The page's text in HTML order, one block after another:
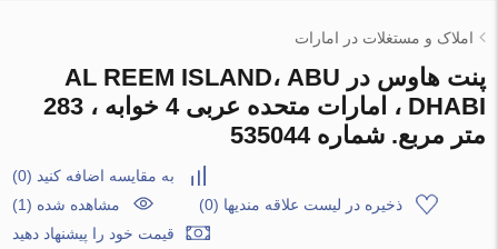
املاک و مستغلات در امارات
پنت هاوس در AL REEM ISLAND، ABU
DHABI ، امارات متحده عربی 4 خوابه ، 283
متر مربع. شماره 535044
به مقایسه اضافه کنید (
0
)
ذخیره در لیست علاقه مندیها (
0
)
مشاهده شده (1)
قیمت خود را پیشنهاد دهید